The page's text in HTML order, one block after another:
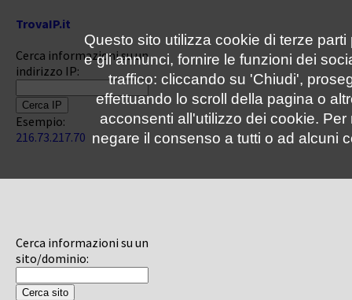
TrovaIP.it
Cerca informazioni su un
indirizzo IP:
Esempio:
216.73.217.70
Cerca informazioni su un
sito/dominio:
Questo sito utilizza cookie di terze
e gli annunci, fornire le funzioni dei
traffico: cliccando su 'Chiudi',
effettuando lo scroll della pagina o
acconsenti all'utilizzo dei cookie.
negare il consenso a tutti o ad alcuni